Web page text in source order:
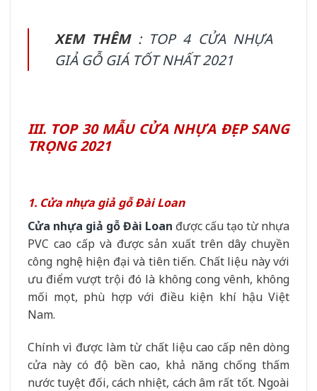
XEM THÊM: TOP 4 CỬA NHỰA
GIẢ GỖ GIÁ TỐT NHẤT 2021
III. TOP 30 MẪU CỬA NHỰA ĐẸP SANG
TRỌNG 2021
1. Cửa nhựa giả gỗ Đài Loan
Cửa nhựa giả gỗ Đài Loan được cấu tạo từ nhựa
PVC cao cấp và được sản xuất trên dây chuyền
công nghệ hiện đại và tiên tiến. Chất liệu này với
ưu điểm vượt trội đó là không cong vênh, không
mối mọt, phù hợp với điều kiện khí hậu Việt
Nam.
Chính vì được làm từ chất liệu cao cấp nên dòng
cửa này có độ bền cao, khả năng chống thấm
nước tuyệt đối, cách nhiệt, cách âm rất tốt. Ngoài